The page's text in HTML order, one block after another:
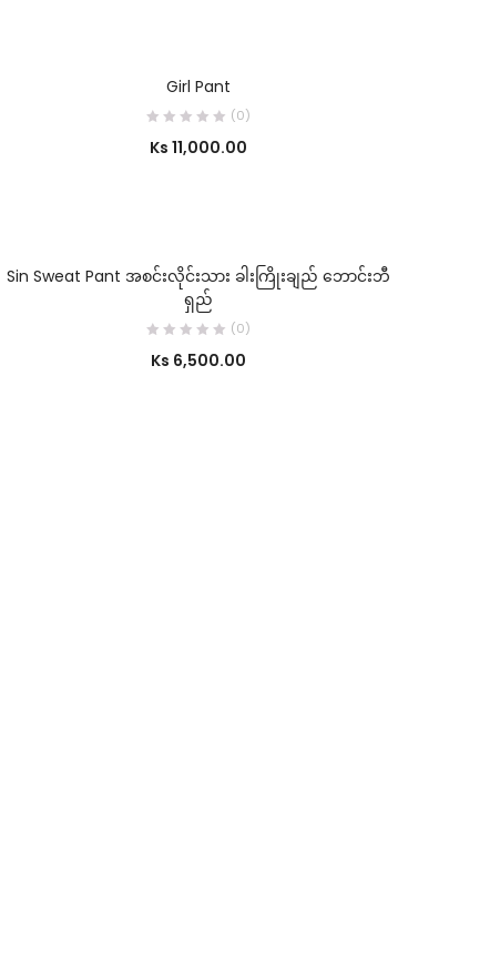
Girl Pant
(0)
Ks 11,000.00
Sin Sweat Pant အစင်းလိုင်းသား ခါးကြိုးချည် ဘောင်းဘီ
ရှည်
(0)
Ks 6,500.00
SELECT OPTIONS